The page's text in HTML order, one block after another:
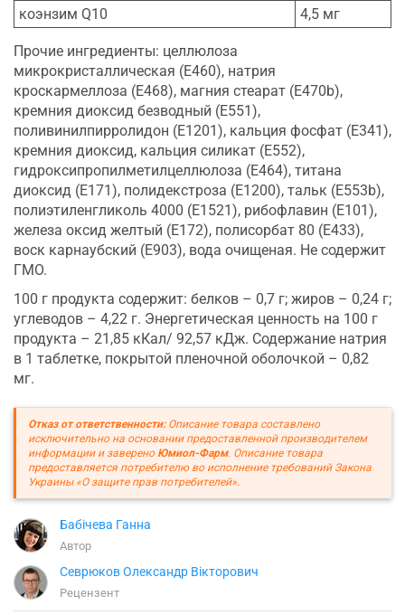
коэнзим Q10
4,5 мг
Прочие ингредиенты: целлюлоза
микрокристаллическая (Е460), натрия
кроскармеллоза (Е468), магния стеарат (Е470b),
кремния диоксид безводный (Е551),
поливинилпирролидон (Е1201), кальция фосфат (Е341),
кремния диоксид, кальция силикат (Е552),
гидроксипропилметилцеллюлоза (Е464), титана
диоксид (Е171), полидекстроза (Е1200), тальк (Е553b),
полиэтиленгликоль 4000 (Е1521), рибо­флавин (Е101),
железа оксид желтый (Е172), полисорбат 80 (Е433),
воск карнаубский (Е903), вода очищеная. Не содержит
ГМО.
100 г продукта содержит: белков – 0,7 г; жиров – 0,24 г;
углеводов – 4,22 г. Энергетическая ценность на 100 г
продукта – 21,85 кКал/ 92,57 кДж. Содержание натрия
в 1 таблетке, покрытой пленочной оболочкой – 0,82
мг.
Отказ от ответственности:Описание товара составлено
исключительно на основании предоставленной производителем
информации и заверено Юмиол-Фарм. Описание товара
предоставляется потребителю во исполнение требований Закона
Украины «О защите прав потребителей».
Бабічева Ганна
Автор
Севрюков Олександр Вікторович
Рецензент